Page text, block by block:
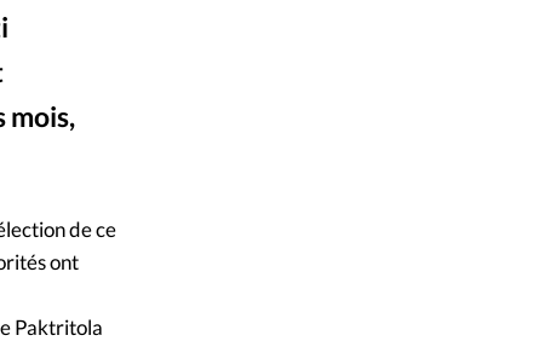
d'adresse
mois,
de ce
ont
Paktritola